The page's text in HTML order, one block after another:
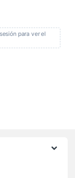
para ver el